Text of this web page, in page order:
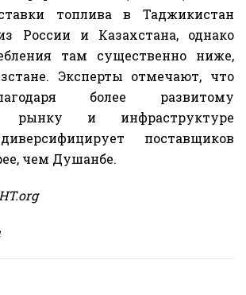
топлива в Таджикистан
России и Казахстана, однако
там существенно ниже,
Эксперты отмечают, что
более развитому
рынку и инфраструктуре
поставщиков
чем Душанбе.